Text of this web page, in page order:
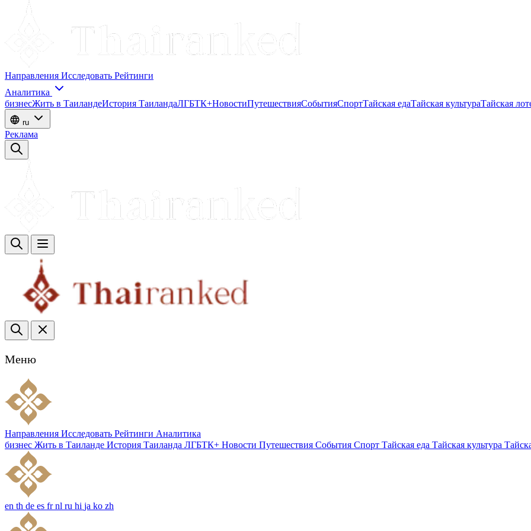
Направления Исследовать Рейтинги
Аналитика
бизнесЖить в ТаиландеИстория ТаиландаЛГБТК+НовостиПутешествияСобытияСпортТайская едаТайская культураТайская
ru
Реклама
Меню
Направления Исследовать Рейтинги Аналитика
бизнес Жить в Таиланде История Таиланда ЛГБТК+ Новости Путешествия События Спорт Тайская еда Тайская культура
en th de es fr nl ru hi ja ko zh